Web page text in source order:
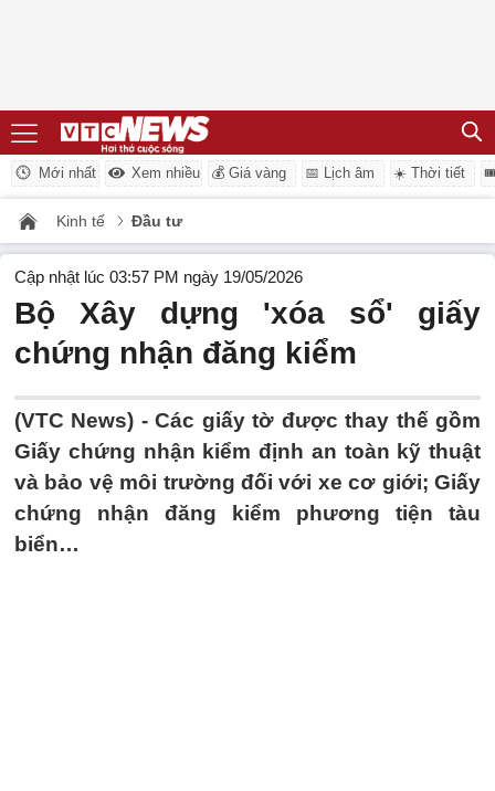
Mới nhất Xem nhiều 💰 Giá vàng 📅 Lịch âm ☀️ Thời tiết
Kinh tế Đầu tư
Cập nhật lúc 03:57 PM ngày 19/05/2026
Bộ Xây dựng 'xóa sổ' giấy
chứng nhận đăng kiểm
(VTC News) -Các giấy tờ được thay thế gồm
Giấy chứng nhận kiểm định an toàn kỹ thuật
và bảo vệ môi trường đối với xe cơ giới; Giấy
chứng nhận đăng kiểm phương tiện tàu
biển…